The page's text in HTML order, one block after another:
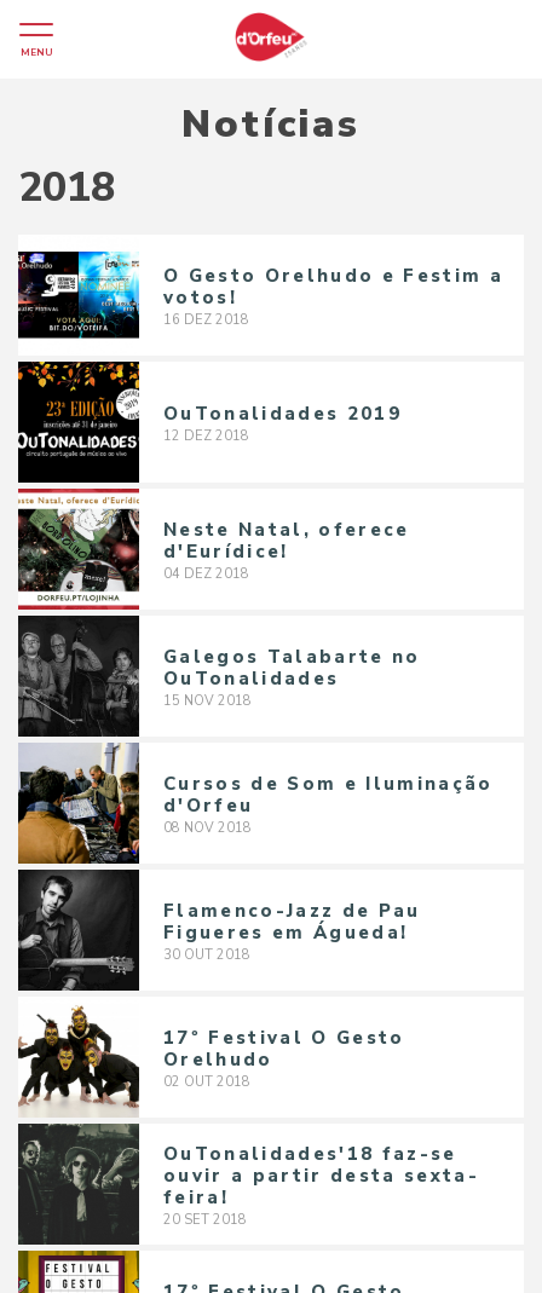
MENU
Notícias
2018
O Gesto Orelhudo e Festim a
votos!
16 DEZ 2018
OuTonalidades 2019
12 DEZ 2018
Neste Natal, oferece
d'Eurídice!
04 DEZ 2018
Galegos Talabarte no
OuTonalidades
15 NOV 2018
Cursos de Som e Iluminação
d'Orfeu
08 NOV 2018
Flamenco-Jazz de Pau
Figueres em Águeda!
30 OUT 2018
17º Festival O Gesto
Orelhudo
02 OUT 2018
OuTonalidades'18 faz-se
ouvir a partir desta sexta-
feira!
20 SET 2018